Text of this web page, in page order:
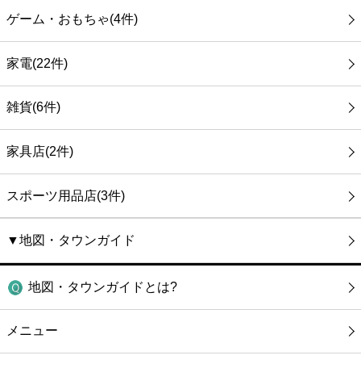
ゲーム・おもちゃ(4件)
家電(22件)
雑貨(6件)
家具店(2件)
スポーツ用品店(3件)
▼地図・タウンガイド
地図・タウンガイドとは?
メニュー